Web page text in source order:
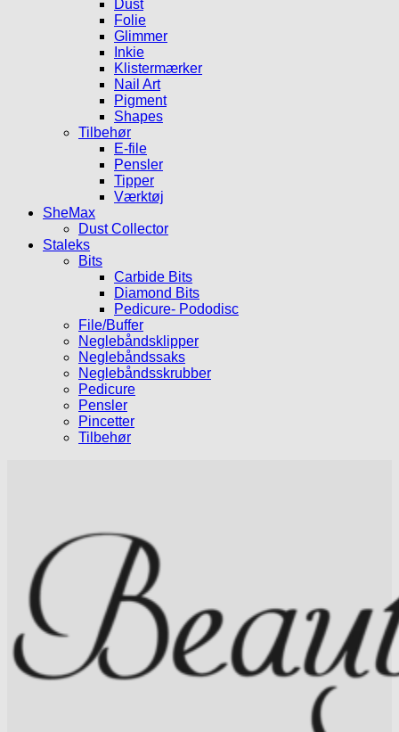
Dust
Folie
Glimmer
Inkie
Klistermærker
Nail Art
Pigment
Shapes
Tilbehør
E-file
Pensler
Tipper
Værktøj
SheMax
Dust Collector
Staleks
Bits
Carbide Bits
Diamond Bits
Pedicure- Pododisc
File/Buffer
Neglebåndsklipper
Neglebåndssaks
Neglebåndsskrubber
Pedicure
Pensler
Pincetter
Tilbehør